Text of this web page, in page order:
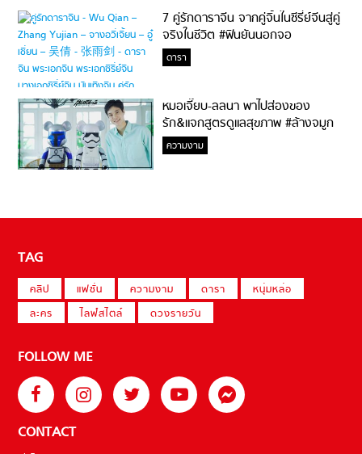
7 คู่รักดาราจีน จากคู่จิ้นในซีรี่ย์จีนสู่คู่
จริงในชีวิต #ฟินยันนอกจอ
ดารา
หมอเจี๊ยบ-ลลนา พาไปส่องของ
รัก&แจกสูตรดูแลสุขภาพ #ล้างจมูก
ไม่ยากจะสอนให้
ความงาม
TAG
คลิป แฟชั่น ความงาม ดารา
หนุ่มหล่อ
ละคร
ไลฟ์สไตล์ ดวงรายวัน
FOLLOW ME
CONTACT